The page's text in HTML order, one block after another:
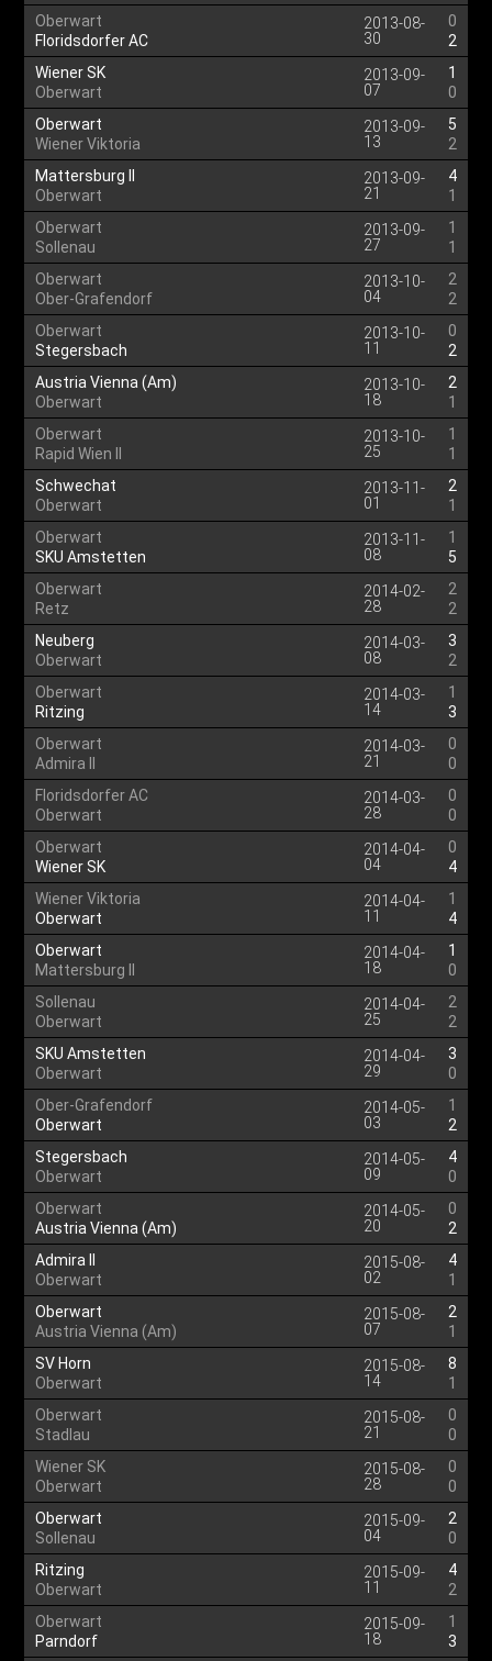
Oberwart
Floridsdorfer AC
2013-08-
30
0
2
Wiener SK
Oberwart
2013-09-
07
1
0
Oberwart
Wiener Viktoria
2013-09-
13
5
2
Mattersburg II
Oberwart
2013-09-
21
4
1
Oberwart
Sollenau
2013-09-
27
1
1
Oberwart
Ober-Grafendorf
2013-10-
04
2
2
Oberwart
Stegersbach
2013-10-
11
0
2
Austria Vienna (Am)
Oberwart
2013-10-
18
2
1
Oberwart
Rapid Wien II
2013-10-
25
1
1
Schwechat
Oberwart
2013-11-
01
2
1
Oberwart
SKU Amstetten
2013-11-
08
1
5
Oberwart
Retz
2014-02-
28
2
2
Neuberg
Oberwart
2014-03-
08
3
2
Oberwart
Ritzing
2014-03-
14
1
3
Oberwart
Admira II
2014-03-
21
0
0
Floridsdorfer AC
Oberwart
2014-03-
28
0
0
Oberwart
Wiener SK
2014-04-
04
0
4
Wiener Viktoria
Oberwart
2014-04-
11
1
4
Oberwart
Mattersburg II
2014-04-
18
1
0
Sollenau
Oberwart
2014-04-
25
2
2
SKU Amstetten
Oberwart
2014-04-
29
3
0
Ober-Grafendorf
Oberwart
2014-05-
03
1
2
Stegersbach
Oberwart
2014-05-
09
4
0
Oberwart
Austria Vienna (Am)
2014-05-
20
0
2
Admira II
Oberwart
2015-08-
02
4
1
Oberwart
Austria Vienna (Am)
2015-08-
07
2
1
SV Horn
Oberwart
2015-08-
14
8
1
Oberwart
Stadlau
2015-08-
21
0
0
Wiener SK
Oberwart
2015-08-
28
0
0
Oberwart
Sollenau
2015-09-
04
2
0
Ritzing
Oberwart
2015-09-
11
4
2
Oberwart
Parndorf
2015-09-
18
1
3